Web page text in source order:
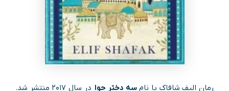
رمان الیف شافاک با نامسه دختر حوا
در سال ۲۰۱۷ منتشر شد.